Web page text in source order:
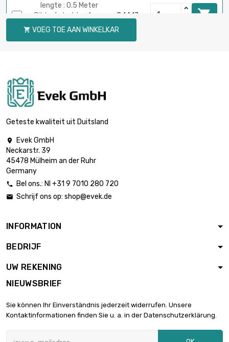
lengte : 0.5 Meter
Dikte / sterkte : 1mm
breedte : 25mm
€ 14,17 
lengte : 0.5 Meter
breedte : 30mm
lengte : 1 Meter
Dikte / sterkte :
0.5mm
lengte : 0.5 Meter
breedte : 30mm
Dikte / sterkte : 2mm
breedte : 30mm
€ 34,01
lengte : 1 Meter
 VOEG TOE AAN WINKELKAR
Geteste kwaliteit uit Duitsland

Evek GmbH
Neckarstr. 39
45478 Mülheim an der Ruhr
Germany
 Bel ons.: Nl +31 9 7010 280 720
 Schrijf ons op: shop@evek.de
INFORMATION
BEDRIJF
UW REKENING
NIEUWSBRIEF
Sie können Ihr Einverständnis jederzeit widerrufen. Unsere
Kontaktinformationen finden Sie u. a. in der Datenschutzerklärung.